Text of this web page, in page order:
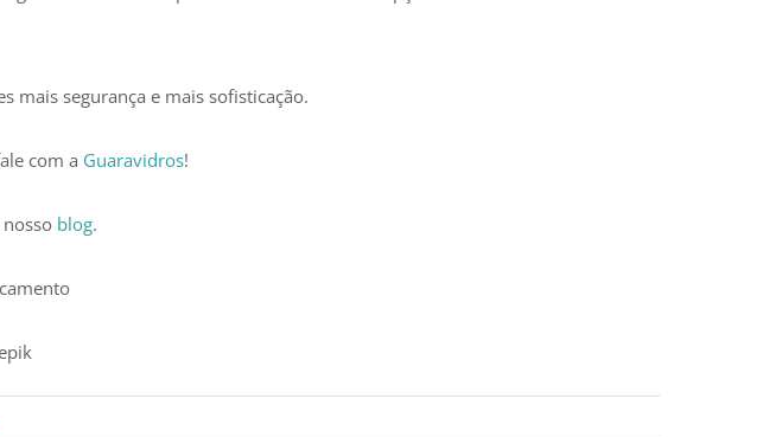
mais segurança e mais sofisticação.
com a Guaravidros!
blog.